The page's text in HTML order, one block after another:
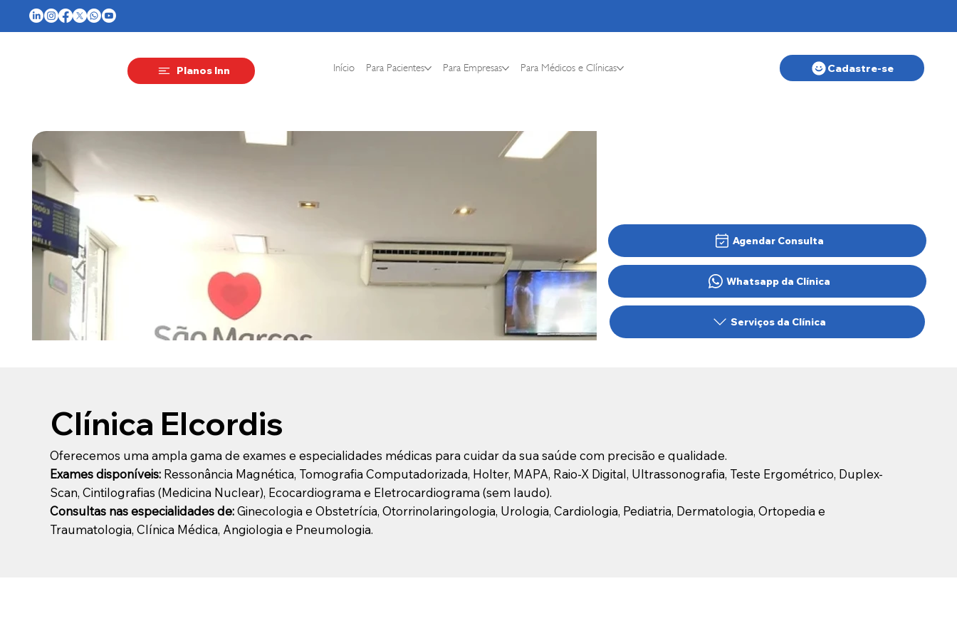
Planos Inn Cadastre-se
Início Para Pacientes Para Empresas Para Médicos e Clínicas
Agendar Consulta
Whatsapp da Clínica
Serviços da Clínica
Clínica Elcordis
Oferecemos uma ampla gama de exames e especialidades médicas para cuidar da sua saúde com precisão e qualidade.
Exames disponíveis:Ressonância Magnética, Tomografia Computadorizada, Holter, MAPA, Raio-X Digital, Ultrassonografia, Teste Ergométrico, Duplex-
Scan, Cintilografias (Medicina Nuclear), Ecocardiograma e Eletrocardiograma (sem laudo).
Consultas nas especialidades de:Ginecologia e Obstetrícia, Otorrinolaringologia, Urologia, Cardiologia, Pediatria, Dermatologia, Ortopedia e
Traumatologia, Clínica Médica, Angiologia e Pneumologia.